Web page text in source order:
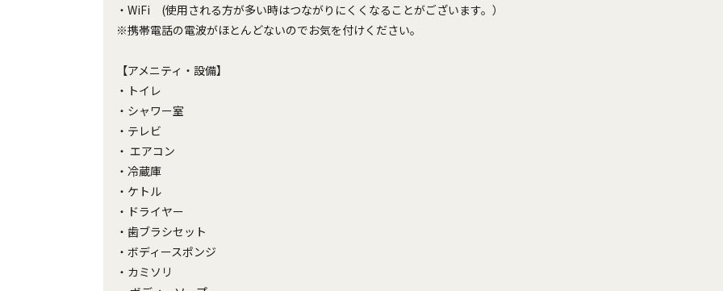
・WiFi (使用される方が多い時はつながりにくくなることがございます。）
※携帯電話の電波がほとんどないのでお気を付けください。
【アメニティ・設備】
・トイレ
・シャワー室
・テレビ
・ エアコン
・冷蔵庫
・ケトル
・ドライヤー
・歯ブラシセット
・ボディースポンジ
・カミソリ